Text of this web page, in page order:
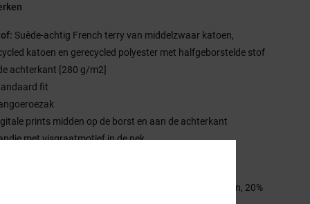
Suède-achtig French terry van middelzwaar katoen,
katoen en gerecycled polyester met halfgeborstelde stof
achterkant [280 g/m2]
fit
prints midden op de borst en aan de achterkant
met visgraatmotief in de nek
[Hoofdstof] 55% katoen, 25% gerecycled katoen, 20%